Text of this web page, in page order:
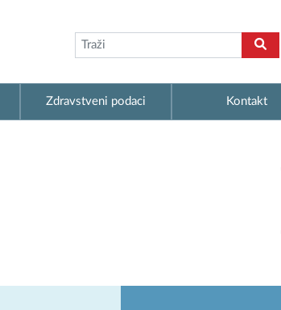
Zdravstveni podaci Kontakt